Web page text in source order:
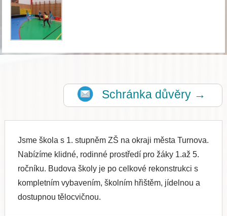
Schránka důvěry →
Jsme škola s 1. stupněm ZŠ na okraji města Turnova.
Nabízíme klidné, rodinné prostředí pro žáky 1.až 5.
ročníku. Budova školy je po celkové rekonstrukci s
kompletním vybavením, školním hřištěm, jídelnou a
dostupnou tělocvičnou.